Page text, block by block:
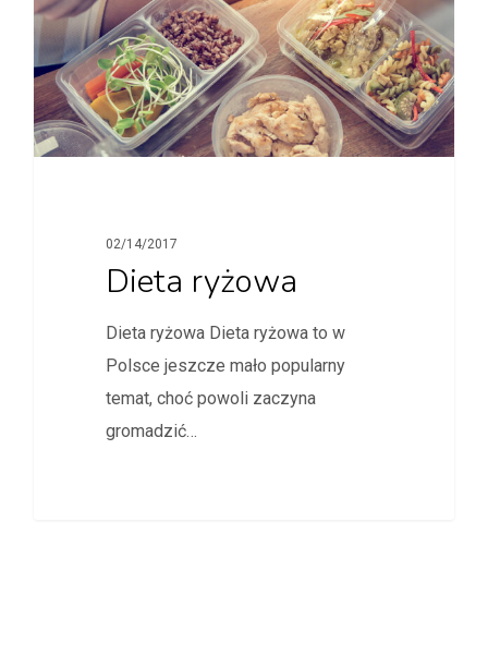
02/14/2017
Dieta ryżowa
Dieta ryżowa Dieta ryżowa to w
Polsce jeszcze mało popularny
temat, choć powoli zaczyna
gromadzić…